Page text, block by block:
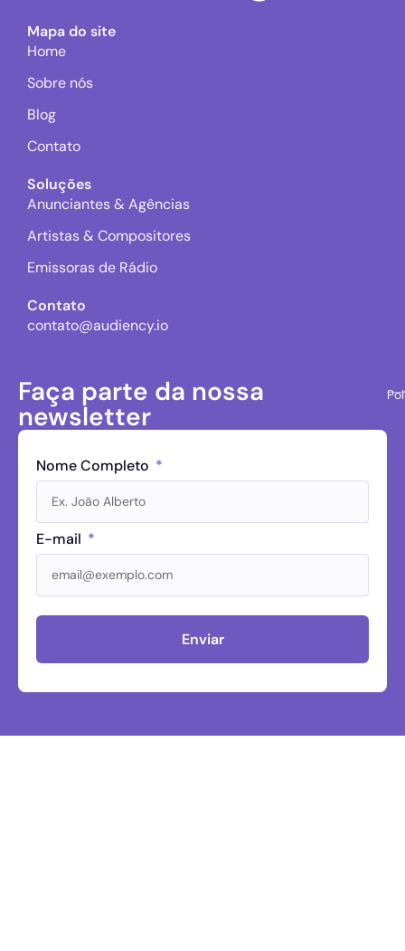
Mapa do site
Home
Sobre nós
Blog
Contato
Soluções
Anunciantes & Agências
Artistas & Compositores
Emissoras de Rádio
Contato
contato@audiency.io
Faça parte da nossa
newsletter
Nome Completo
E-mail
Enviar